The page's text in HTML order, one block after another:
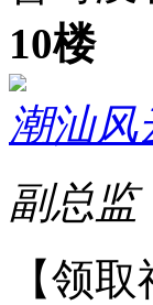
10楼
潮汕风
副总监
【领取